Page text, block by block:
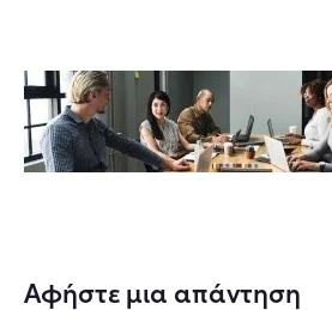
Αφήστε μια απάντηση